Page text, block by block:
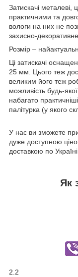
Затискачі металеві,
практичними та
вологи на них не
захисно-
Розмір –
Ці затискачі
25 мм. Цього теж
великим його теж
можливість будь-
набагато
палітурка (у якого
У нас ви зможете
дуже доступною
доставкою по Україні.
Як
2.2